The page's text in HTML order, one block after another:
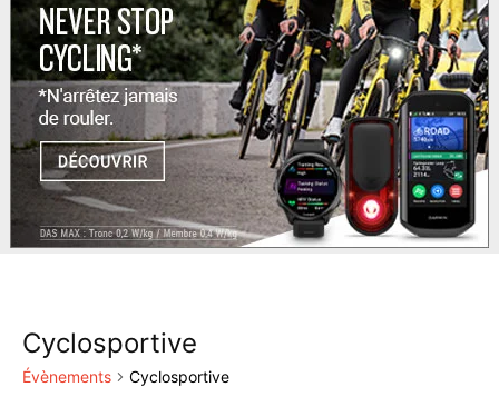
Cyclosportive
Évènements Cyclosportive